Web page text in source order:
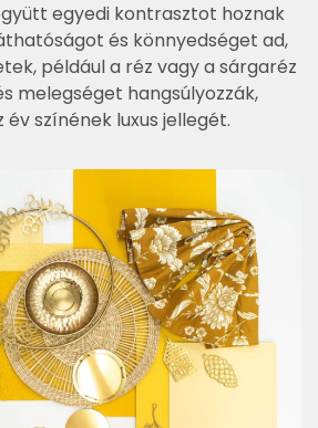
egyedi kontrasztot hoznak
és könnyedséget ad,
például a réz vagy a sárgaréz
melegséget hangsúlyozzák,
színének luxus jellegét.